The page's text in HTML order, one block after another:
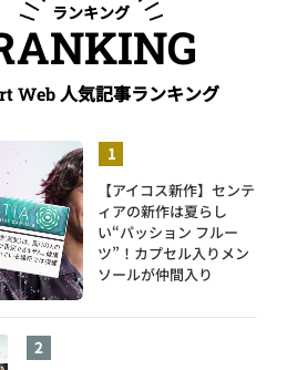
ランキング
Web人気記事ランキング
【アイコス新作】センテ
ィアの新作は夏らし
い“パッション フルー
ツ”！カプセル入りメン
ソールが仲間入り